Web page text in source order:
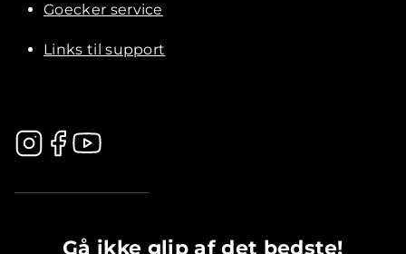
Goecker service
Links til support
Gå ikke glip af det bedste!